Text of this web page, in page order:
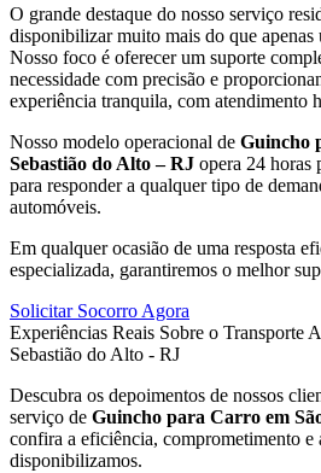
O grande destaque do nosso serviço
disponibilizar muito mais do que apenas
Nosso foco é oferecer um suporte
necessidade com precisão e
experiência tranquila, com atendimento
Nosso modelo operacional de Guincho
Sebastião do Alto – RJ opera 24 horas
para responder a qualquer tipo de
automóveis.
Em qualquer ocasião de uma resposta
especializada, garantiremos o melhor
Solicitar Socorro Agora
Experiências Reais Sobre o Transporte
Sebastião do Alto - RJ
Descubra os depoimentos de nossos
serviço de Guincho para Carro em
confira a eficiência, comprometimento e
disponibilizamos.